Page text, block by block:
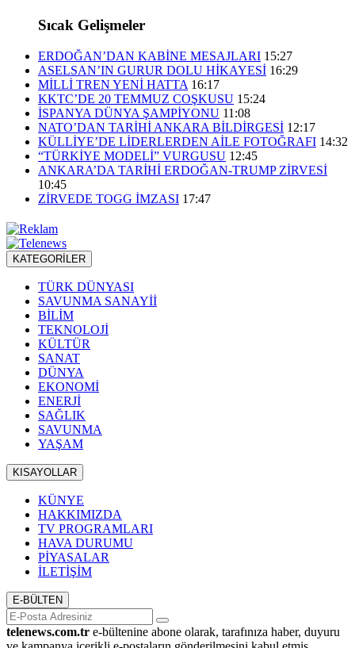
Sıcak Gelişmeler
ERDOĞAN’DAN KABİNE MESAJLARI 15:27
ASELSAN’IN GURUR DOLU HİKAYESİ 16:29
MİLLİ TREN YENİ HATTA 16:17
KKTC’DE 20 TEMMUZ COŞKUSU 15:24
İSPANYA DÜNYA ŞAMPİYONU 11:08
NATO’DAN TARİHİ ANKARA BİLDİRGESİ 12:17
KÜLLİYE’DE LİDERLERDEN AİLE FOTOĞRAFI 14:32
“TÜRKİYE MODELİ” VURGUSU 12:45
ANKARA’DA TARİHİ ERDOĞAN-TRUMP ZİRVESİ
10:45
ZİRVEDE TOGG İMZASI 17:47
KATEGORİLER
TÜRK DÜNYASI
SAVUNMA SANAYİİ
BİLİM
TEKNOLOJİ
KÜLTÜR
SANAT
DÜNYA
EKONOMİ
ENERJİ
SAĞLIK
SAVUNMA
YAŞAM
KISAYOLLAR
KÜNYE
HAKKIMIZDA
TV PROGRAMLARI
HAVA DURUMU
PİYASALAR
İLETİŞİM
E-BÜLTEN
telenews.com.tr e-bültenine abone olarak, tarafınıza haber, duyuru